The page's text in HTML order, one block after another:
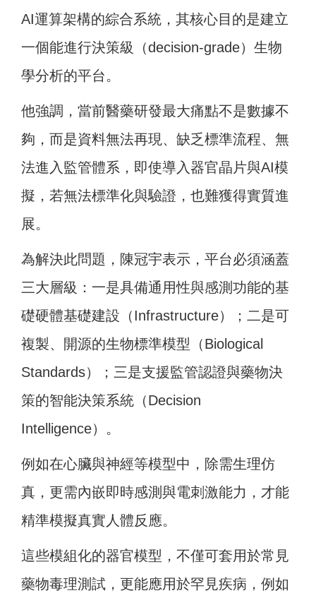
AI運算架構的綜合系統，其核心目的是建立
一個能進行決策級（decision-grade）生物
學分析的平台。
他強調，當前醫藥研發最大痛點不是數據不
夠，而是資料無法再現、缺乏標準流程、無
法進入監管體系，即使導入器官晶片與AI模
擬，若無法標準化與驗證，也難獲得實質進
展。
為解決此問題，陳冠宇表示，平台必須涵蓋
三大層級：一是具備通用性與感測功能的基
礎硬體基礎建設（Infrastructure）；二是可
複製、開源的生物標準模型（Biological
Standards）；三是支援監管認證與藥物決
策的智能決策系統（Decision
Intelligence）。
例如在心臟與神經等模型中，除需生理仿
真，更需內嵌即時感測與電刺激能力，才能
精準模擬真實人體反應。
這些模組化的器官模型，不僅可套用於常見
藥物毒理測試，更能應用於罕見疾病，例如